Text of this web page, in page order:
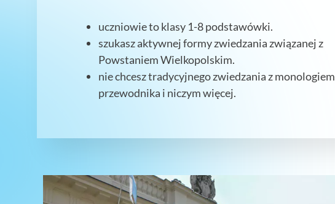
uczniowie to klasy 1-8 podstawówki.
szukasz aktywnej formy zwiedzania związanej z
Powstaniem Wielkopolskim.
nie chcesz tradycyjnego zwiedzania z monologiem
przewodnika i niczym więcej.